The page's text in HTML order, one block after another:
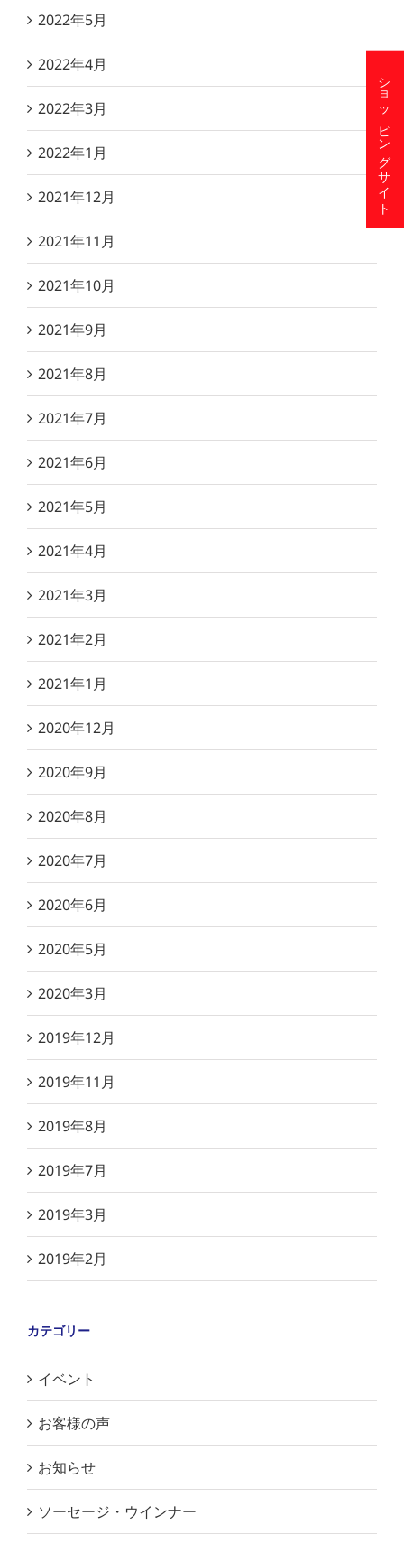
2022年5月
2022年4月
2022年3月
2022年1月
2021年12月
2021年11月
2021年10月
2021年9月
2021年8月
2021年7月
2021年6月
2021年5月
2021年4月
2021年3月
2021年2月
2021年1月
2020年12月
2020年9月
2020年8月
2020年7月
2020年6月
2020年5月
2020年3月
2019年12月
2019年11月
2019年8月
2019年7月
2019年3月
2019年2月
カテゴリー
イベント
お客様の声
お知らせ
ソーセージ・ウインナー
ショッピングサイト